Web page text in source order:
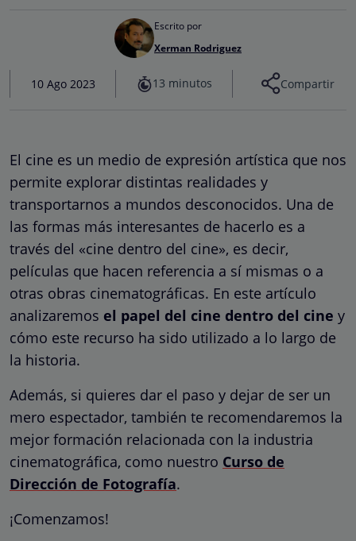
Escrito por
Xerman Rodriguez
10 Ago 2023 13 minutos Compartir
El cine es un medio de expresión artística que nos
permite explorar distintas realidades y
transportarnos a mundos desconocidos. Una de
las formas más interesantes de hacerlo es a
través del «cine dentro del cine», es decir,
películas que hacen referencia a sí mismas o a
otras obras cinematográficas. En este artículo
analizaremos el papel del cine dentro del cine y
cómo este recurso ha sido utilizado a lo largo de
la historia.
Además, si quieres dar el paso y dejar de ser un
mero espectador, también te recomendaremos la
mejor formación relacionada con la industria
cinematográfica, como nuestro Curso de
Dirección de Fotografía.
¡Comenzamos!